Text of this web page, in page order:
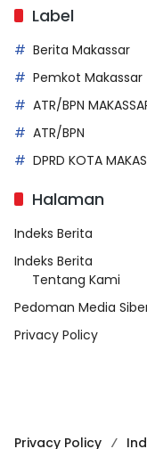
Label
Berita Makassar
Pemkot Makassar
ATR/BPN
ATR/BPN
DPRD KOTA
Halaman
Indeks Berita
Indeks Berita
Tentang Kami
Pedoman Media
Privacy Policy
Privacy Policy